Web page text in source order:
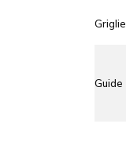
Griglie
Guide